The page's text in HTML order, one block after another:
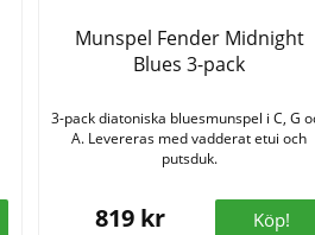
Munspel Fender Midnight
Blues 3-pack
3-pack diatoniska bluesmunspel i C, G
A. Levereras med vadderat etui och
putsduk.
819 kr Köp!